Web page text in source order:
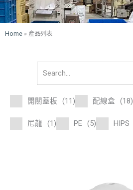
Home » 產品列表
開關蓋板 (11) 配線盒 (18)
尼龍 (1) PE (5) HIPS